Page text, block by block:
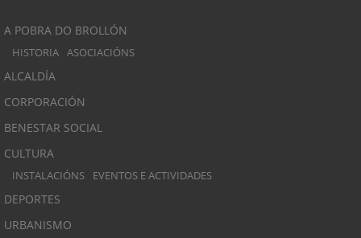
A POBRA DO BROLLÓN
HISTORIA ASOCIACIÓNS
ALCALDÍA
CORPORACIÓN
BENESTAR SOCIAL
CULTURA
INSTALACIÓNS EVENTOS E ACTIVIDADES
DEPORTES
URBANISMO